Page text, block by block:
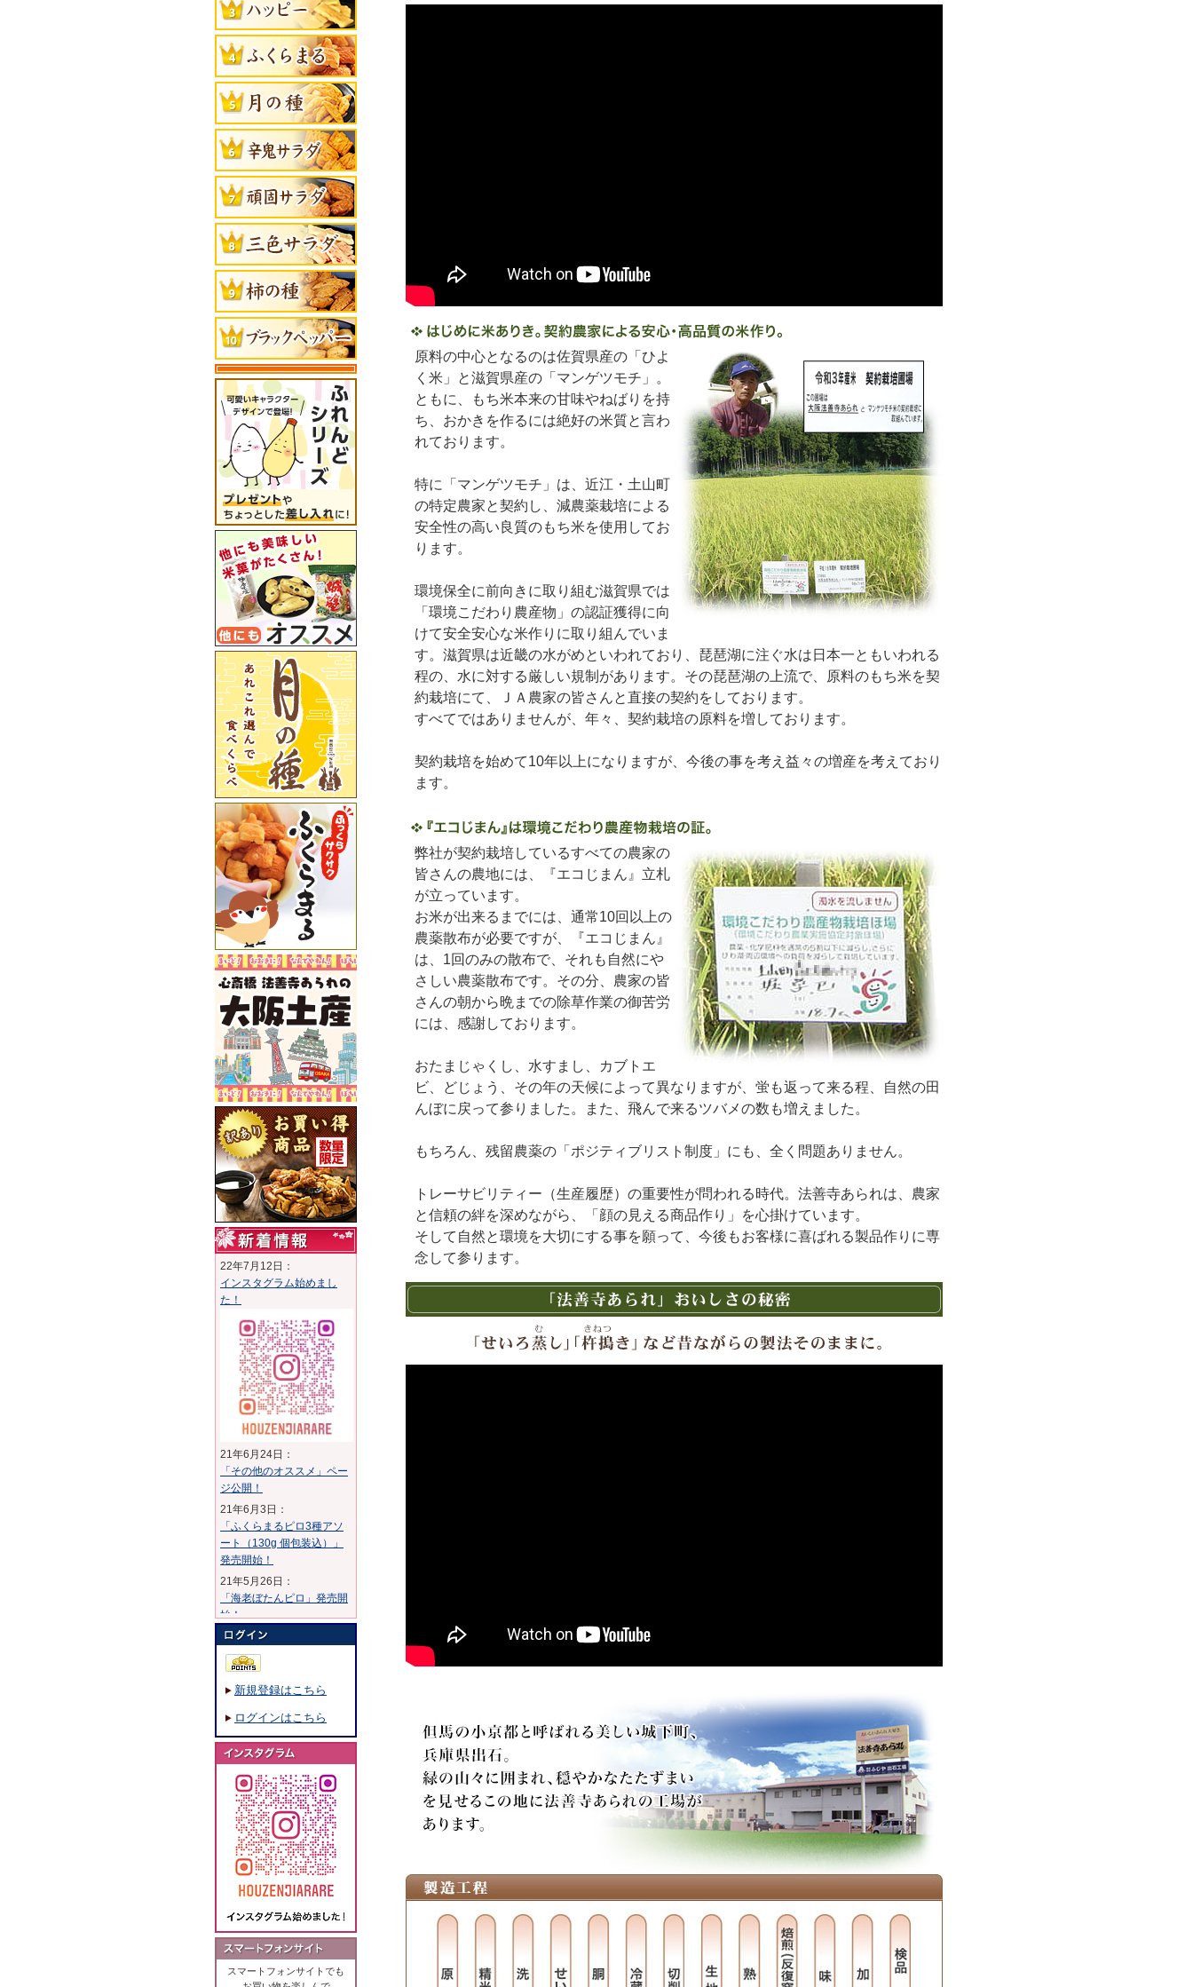
22年7月12日：
インスタグラム始めまし
た！
21年6月24日：
「その他のオススメ」ペー
ジ公開！
21年6月3日：
「ふくらまるピロ3種アソ
ート（130g 個包装込）」
発売開始！
21年5月26日：
「海老ぼたんピロ」発売開
始！
20年10月30日：
20年8月11日：
「穂錦」発売開始！
19年7月15日：
まる」発売開始！
19年1月28日：
「海鮮のあられ」発売開
始！
18年8月7日：
「撰米あられ」発売開始！
18年5月18日：
「ひび割れ醤油味」発売開
始！
18年3月5日：
「大阪風景あられ」発売開
始！
17年11月16日：
「こげめしつぶ煎」発売開
新規登録はこちら
ログインはこちら
スマートフォンサイトでも
原料の中心となるのは佐賀県産の「ひよ
く米」と滋賀県産の「マンゲツモチ」。
ともに、もち米本来の甘味やねばりを持
ち、おかきを作るには絶好の米質と言わ
れております。
特に「マンゲツモチ」は、近江・土山町
の特定農家と契約し、減農薬栽培による
安全性の高い良質のもち米を使用してお
ります。
環境保全に前向きに取り組む滋賀県では
「環境こだわり農産物」の認証獲得に向
けて安全安心な米作りに取り組んでいま
す。滋賀県は近畿の水がめといわれており、琵琶湖に注ぐ水は日本一ともいわれる
程の、水に対する厳しい規制があります。その琵琶湖の上流で、原料のもち米を契
約栽培にて、ＪＡ農家の皆さんと直接の契約をしております。
すべてではありませんが、年々、契約栽培の原料を増しております。
契約栽培を始めて10年以上になりますが、今後の事を考え益々の増産を考えており
ます。
弊社が契約栽培しているすべての農家の
皆さんの農地には、『エコじまん』立札
が立っています。
お米が出来るまでには、通常10回以上の
農薬散布が必要ですが、『エコじまん』
は、1回のみの散布で、それも自然にや
さしい農薬散布です。その分、農家の皆
さんの朝から晩までの除草作業の御苦労
には、感謝しております。
おたまじゃくし、水すまし、カブトエ
ビ、どじょう、その年の天候によって異なりますが、蛍も返って来る程、自然の田
んぼに戻って参りました。また、飛んで来るツバメの数も増えました。
もちろん、残留農薬の「ポジティブリスト制度」にも、全く問題ありません。
トレーサビリティー（生産履歴）の重要性が問われる時代。法善寺あられは、農家
と信頼の絆を深めながら、「顔の見える商品作り」を心掛けています。
そして自然と環境を大切にする事を願って、今後もお客様に喜ばれる製品作りに専
念して参ります。